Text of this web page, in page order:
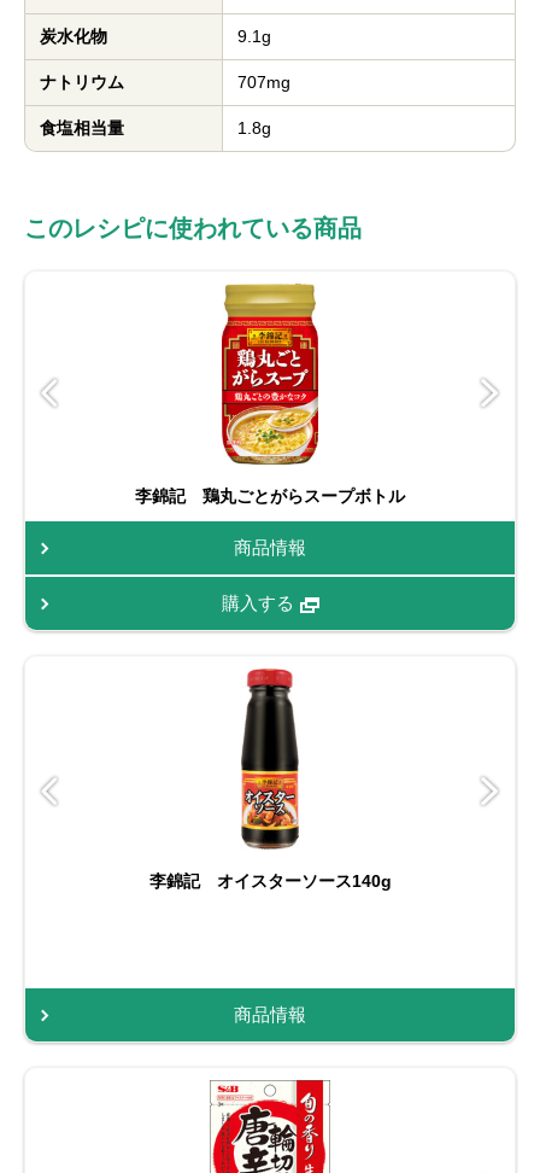
炭水化物 9.1g
ナトリウム 707mg
食塩相当量 1.8g
このレシピに使われている商品
李錦記 鶏丸ごとがらスープボトル
商品情報
購入する
李錦記 オイスターソース140g
商品情報